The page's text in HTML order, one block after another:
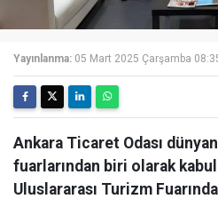
Yayınlanma: 05 Mart 2025 Çarşamba
Ankara Ticaret Odası
fuarlarından biri olarak
Uluslararası Turizm